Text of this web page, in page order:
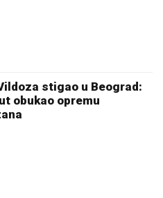
stigao u Beograd:
obukao opremu